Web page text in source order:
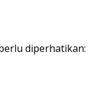
diperhatikan: